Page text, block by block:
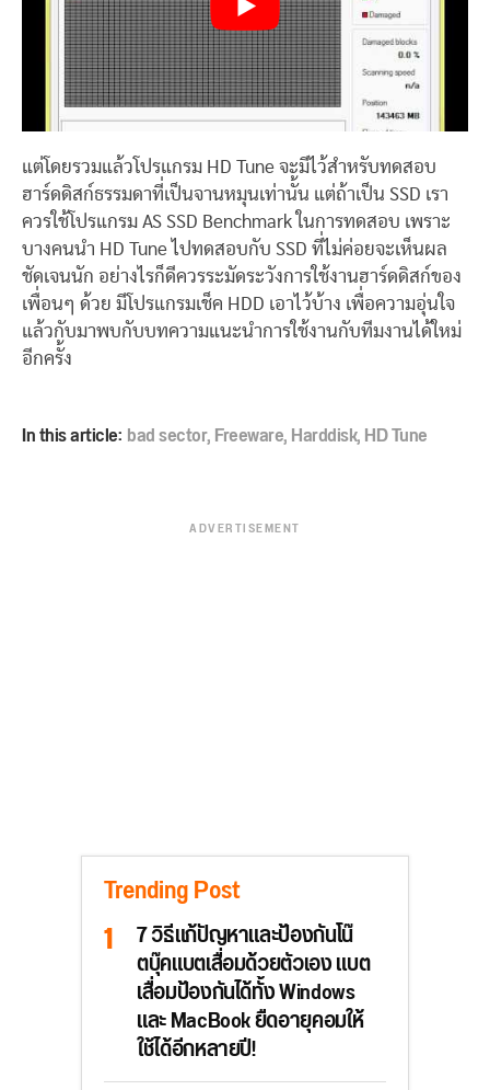
แต่โดยรวมแล้วโปรแกรม HD Tune จะมีไว้สำหรับทดสอบ
ฮาร์ดดิสก์ธรรมดาที่เป็นจานหมุนเท่านั้น แต่ถ้าเป็น SSD เรา
ควรใช้โปรแกรม AS SSD Benchmark ในการทดสอบ เพราะ
บางคนนำ HD Tune ไปทดสอบกับ SSD ที่ไม่ค่อยจะเห็นผล
ชัดเจนนัก อย่างไรก็ดีควรระมัดระวังการใช้งานฮาร์ดดิสก์ของ
เพื่อนๆ ด้วย มีโปรแกรมเช็ค HDD เอาไว้บ้าง เพื่อความอุ่นใจ
แล้วกับมาพบกับบทความแนะนำการใช้งานกับทีมงานได้ใหม่
อีกครั้ง
In this article:bad sector,Freeware,Harddisk,HD Tune
ADVERTISEMENT
Trending Post
7 วิธีแก้ปัญหาและป้องกันโน๊
ตบุ๊คแบตเสื่อมด้วยตัวเอง แบต
เสื่อมป้องกันได้ทั้ง Windows
และ MacBook ยืดอายุคอมให้
ใช้ได้อีกหลายปี!